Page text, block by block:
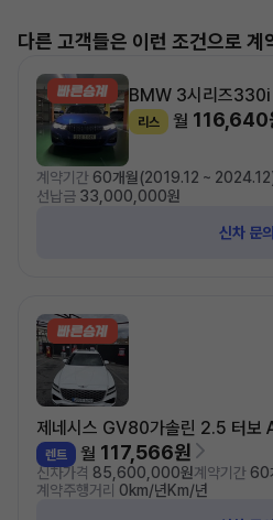
다른 고객들은 이런 조건으로 계
BMW 3시리즈
리스 월 116,640
계약기간 60개월(2019.12 ~
선납금 33,000,000원
신차 문의
제네시스 GV80가솔린 2.5 터보
렌트 월 117,566원
신차가격 85,600,000원계약기간 60
계약주행거리 0km/년Km/년